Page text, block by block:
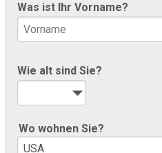
Was ist Ihr Vorname?
Wie alt sind Sie?
Wo wohnen Sie?